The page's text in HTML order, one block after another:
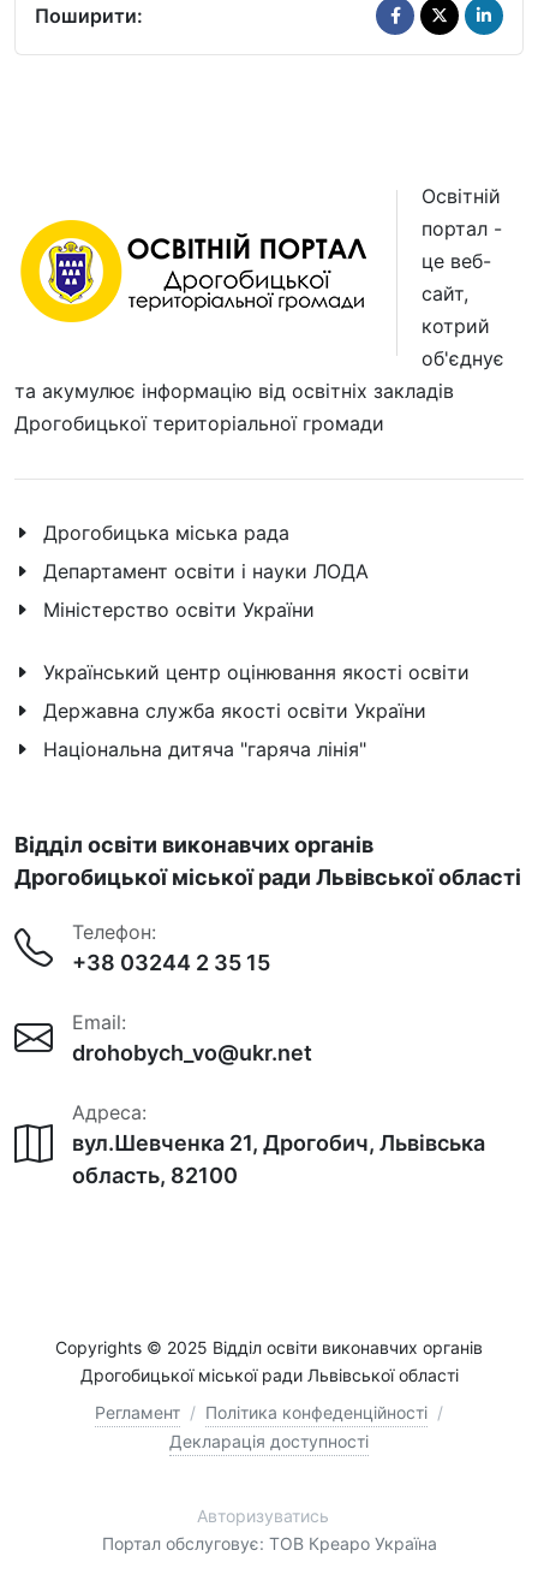
Поширити:
Освітній
портал -
це веб-
сайт,
котрий
об'єднує
та акумулює інформацію від освітніх закладів
Дрогобицької територіальної громади
Дрогобицька міська рада
Департамент освіти і науки ЛОДА
Міністерство освіти України
Український центр оцінювання якості освіти
Державна служба якості освіти України
Національна дитяча "гаряча лінія"
Відділ освіти виконавчих органів
Дрогобицької міської ради Львівської області
Телефон:
+38 03244 2 35 15
Email:
drohobych_vo@ukr.net
Адреса:
вул.Шевченка 21, Дрогобич, Львівська
область, 82100
Copyrights © 2025 Відділ освіти виконавчих органів
Дрогобицької міської ради Львівської області
Регламент / Політика конфеденційності /
Декларація доступності
Авторизуватись
Портал обслуговує: ТОВ Креаро Україна